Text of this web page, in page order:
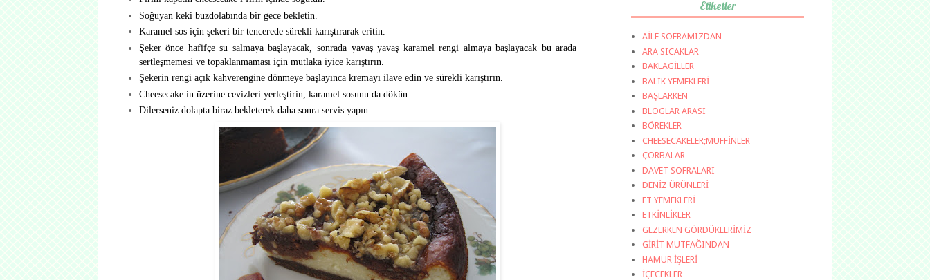
Soğuyan keki buzdolabında bir gece bekletin.
Karamel sos için şekeri bir tencerede sürekli karıştırarak eritin.
Şeker önce hafifçe su salmaya başlayacak, sonrada yavaş yavaş karamel rengi almaya başlayacak bu arada
sertleşmemesi ve topaklanmaması için mutlaka iyice karıştırın.
Şekerin rengi açık kahverengine dönmeye başlayınca kremayı ilave edin ve sürekli karıştırın.
Cheesecake in üzerine cevizleri yerleştirin, karamel sosunu da dökün.
Dilerseniz dolapta biraz bekleterek daha sonra servis yapın...
Etiketler
AİLE SOFRAMIZDAN
ARA SICAKLAR
BAKLAGİLLER
BALIK YEMEKLERİ
BAŞLARKEN
BLOGLAR ARASI
BÖREKLER
CHEESECAKELER;MUFFİNLER
ÇORBALAR
DAVET SOFRALARI
DENİZ ÜRÜNLERİ
ET YEMEKLERİ
ETKİNLİKLER
GEZERKEN GÖRDÜKLERİMİZ
GİRİT MUTFAĞINDAN
HAMUR İŞLERİ
İÇECEKLER